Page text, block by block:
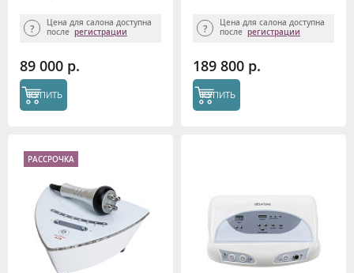
Цена для салона доступна
после регистрации
89 000 р.
КУПИТЬ
Цена для салона доступна
после регистрации
189 800 р.
КУПИТЬ
РАССРОЧКА